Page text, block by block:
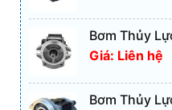
Bơm Thủy
Giá: Liên hệ
Bơm Thủy